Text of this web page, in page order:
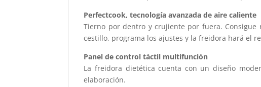
Perfectcook, tecnología avanzada de aire caliente
Tierno por dentro y crujiente por fuera. Consigue
cestillo, programa los ajustes y la freidora hará el
Panel de control táctil multifunción
La freidora dietética cuenta con un diseño
elaboración.